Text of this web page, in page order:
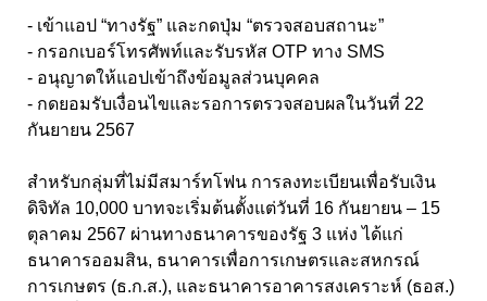
- เข้าแอป “ทางรัฐ” และกดปุ่ม “ตรวจสอบสถานะ”
- กรอกเบอร์โทรศัพท์และรับรหัส OTP ทาง SMS
- อนุญาตให้แอปเข้าถึงข้อมูลส่วนบุคคล
- กดยอมรับเงื่อนไขและรอการตรวจสอบผลในวันที่ 22
กันยายน 2567
สำหรับกลุ่มที่ไม่มีสมาร์ทโฟน การลงทะเบียนเพื่อรับเงิน
ดิจิทัล 10,000 บาทจะเริ่มต้นตั้งแต่วันที่ 16 กันยายน – 15
ตุลาคม 2567 ผ่านทางธนาคารของรัฐ 3 แห่ง ได้แก่
ธนาคารออมสิน, ธนาคารเพื่อการเกษตรและสหกรณ์
การเกษตร (ธ.ก.ส.), และธนาคารอาคารสงเคราะห์ (ธอส.)